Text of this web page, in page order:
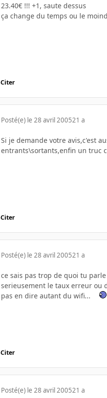
23.40€ !!! +1, saute dessus
ça change du temps ou le
Citer
Posté(e) le 28 avril 200521 a
Si je demande votre avis,c'est
entrants\sortants,enfin un truc
Citer
Posté(e) le 28 avril 200521 a
ce sais pas trop de quoi tu
serieusement le taux erreur ou
pas en dire autant du wifi...
Citer
Posté(e) le 28 avril 200521 a